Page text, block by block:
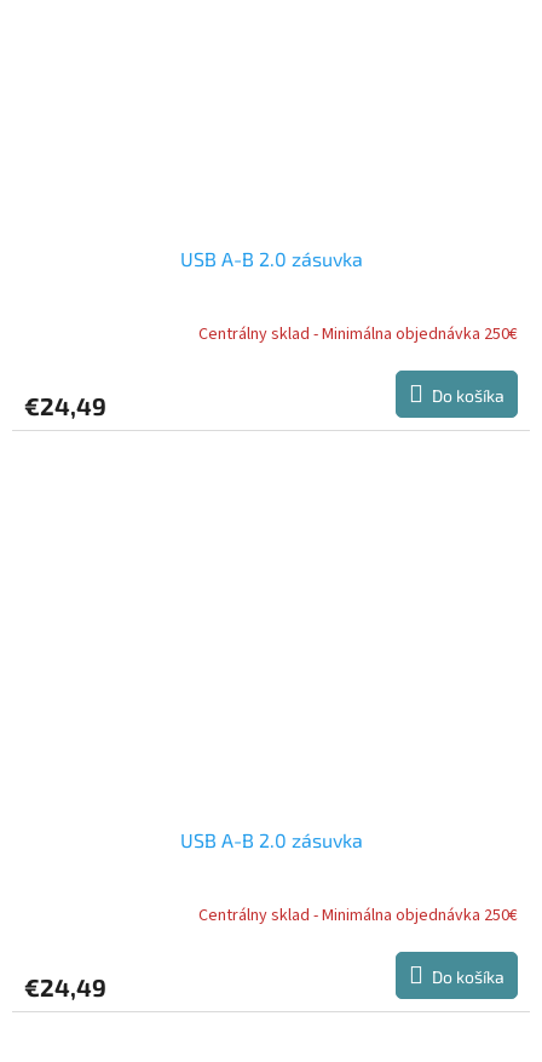
USB A-B 2.0 zásuvka
Centrálny sklad - Minimálna objednávka 250€
€24,49 Do košíka
USB A-B 2.0 zásuvka
Centrálny sklad - Minimálna objednávka 250€
€24,49 Do košíka